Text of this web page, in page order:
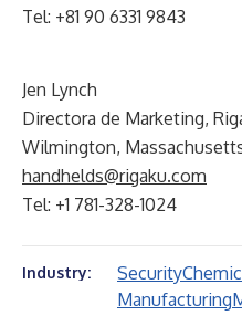
Tel: +81 90 6331 9843
Jen Lynch
Directora de Marketing,
Wilmington,
handhelds@rigaku.com
Tel: +1 781-328-1024
Industry: Security
Manufacturing